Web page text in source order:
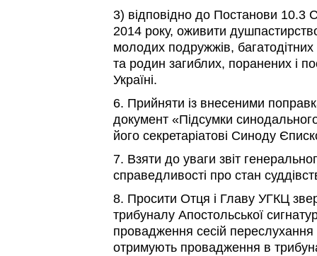
3) відповідно до Постанови 10.3
2014 року, оживити
молодих подружжів, багатодітних
та родин загиблих, поранених і
Україні.
6. Прийняти із внесеними
документ «Підсумки
його секретаріатові Синоду
7. Взяти до уваги звіт
справедливості про стан
8. Просити Отця і Главу УГКЦ
трибуналу Апостольської
провадження сесій переслухання
отримують провадження в